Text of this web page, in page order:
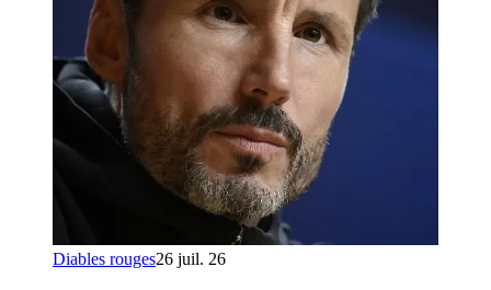
Diables rouges26 juil. 26